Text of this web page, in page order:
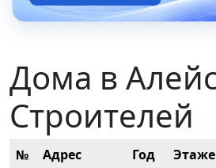
Дома в
Строителей
№ Адрес Год